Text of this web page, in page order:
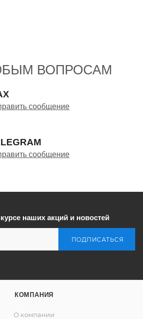
ВОПРОСАМ
сообщение
сообщение
наших акций и новостей
ПОДПИСАТЬСЯ
КОМПАНИЯ
О компании